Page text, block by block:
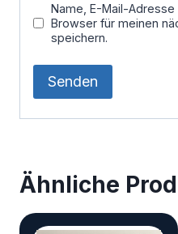
Name, E-Mail-
Browser für meinen
speichern.
Ähnliche